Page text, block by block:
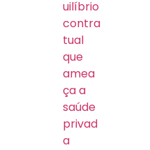
uilíbrio
contra
tual
que
amea
ça a
saúde
privad
a